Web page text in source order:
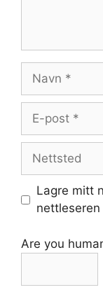
Navn
Nettsted
Lagre mitt
Are you